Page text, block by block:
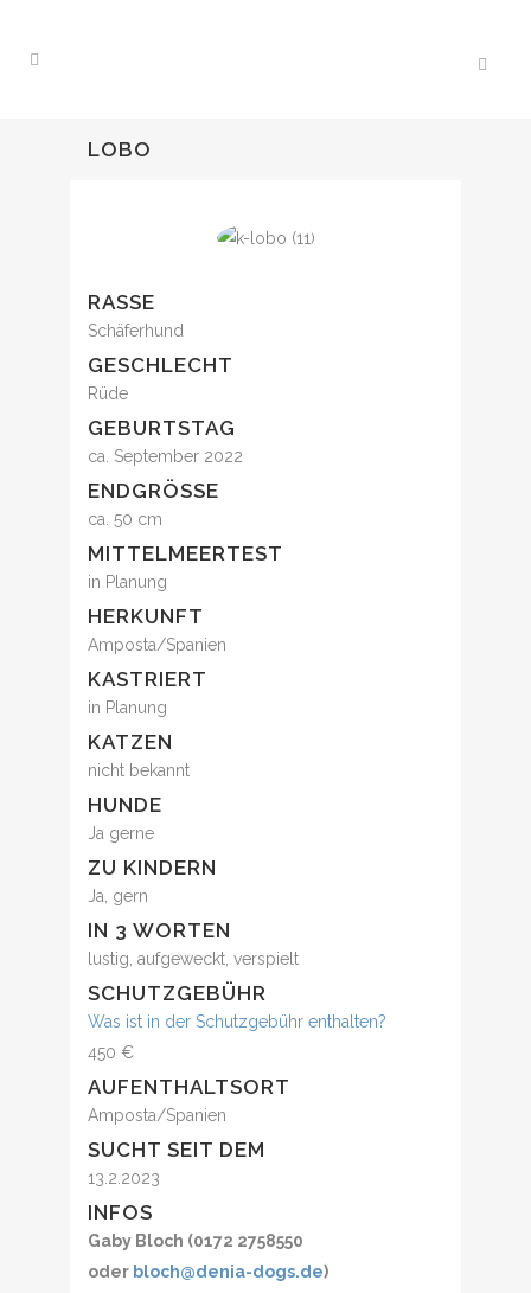
LOBO
RASSE
Schäferhund
GESCHLECHT
Rüde
GEBURTSTAG
ca. September 2022
ENDGRÖSSE
ca. 50 cm
MITTELMEERTEST
in Planung
HERKUNFT
Amposta/Spanien
KASTRIERT
in Planung
KATZEN
nicht bekannt
HUNDE
Ja gerne
ZU KINDERN
Ja, gern
IN 3 WORTEN
lustig, aufgeweckt, verspielt
SCHUTZGEBÜHR
Was ist in der Schutzgebühr enthalten?
450 €
AUFENTHALTSORT
Amposta/Spanien
SUCHT SEIT DEM
13.2.2023
INFOS
Gaby Bloch (0172 2758550
oder bloch@denia-dogs.de)